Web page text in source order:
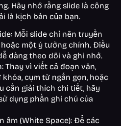
Hãy nhớ rằng slide là công
là kịch bản của bạn.
Mỗi slide chỉ nên truyền
một ý tưởng chính. Điều
dàng theo dõi và ghi nhớ.
Thay vì viết cả đoạn văn,
cụm từ ngắn gọn, hoặc
cần giải thích chi tiết, hãy
dụng phần ghi chú của
âm (White Space): Để các